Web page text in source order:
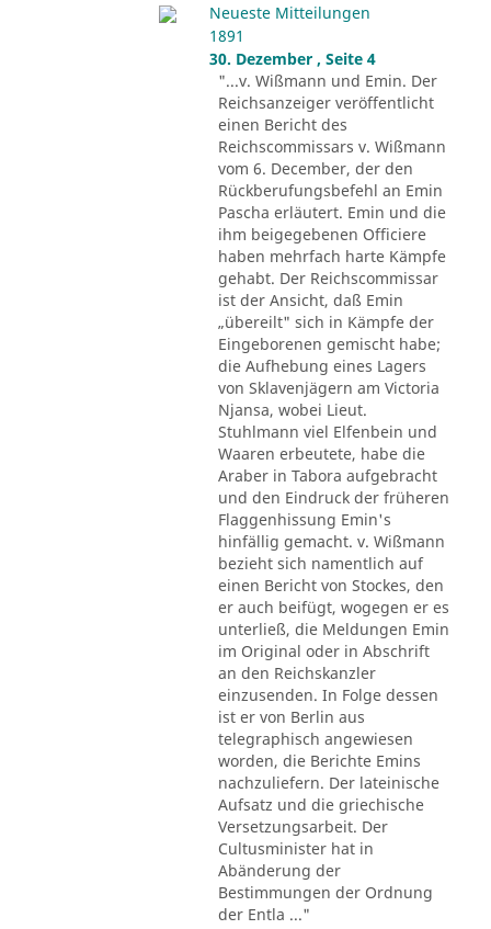
Neueste Mitteilungen
1891
30. Dezember , Seite 4
"...v. Wißmann und Emin. Der
Reichsanzeiger veröffentlicht
einen Bericht des
Reichscommissars v. Wißmann
vom 6. December, der den
Rückberufungsbefehl an Emin
Pascha erläutert. Emin und die
ihm beigegebenen Officiere
haben mehrfach harte Kämpfe
gehabt. Der Reichscommissar
ist der Ansicht, daß Emin
„übereilt" sich in Kämpfe der
Eingeborenen gemischt habe;
die Aufhebung eines Lagers
von Sklavenjägern am Victoria
Njansa, wobei Lieut.
Stuhlmann viel Elfenbein und
Waaren erbeutete, habe die
Araber in Tabora aufgebracht
und den Eindruck der früheren
Flaggenhissung Emin's
hinfällig gemacht. v. Wißmann
bezieht sich namentlich auf
einen Bericht von Stockes, den
er auch beifügt, wogegen er es
unterließ, die Meldungen Emin
im Original oder in Abschrift
an den Reichskanzler
einzusenden. In Folge dessen
ist er von Berlin aus
telegraphisch angewiesen
worden, die Berichte Emins
nachzuliefern. Der lateinische
Aufsatz und die griechische
Versetzungsarbeit. Der
Cultusminister hat in
Abänderung der
Bestimmungen der Ordnung
der Entla ..."